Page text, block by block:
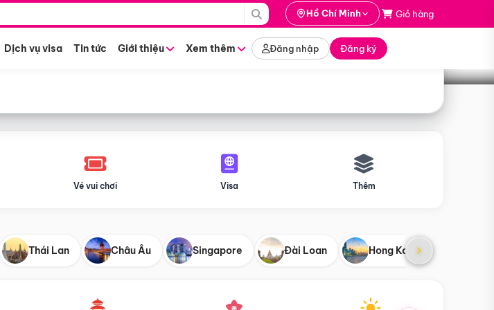
Hồ Chí Minh Giỏ hàng
Dịch vụ visa Tin tức Giới thiệu Xem thêm Đăng nhập Đăng ký
Tìm tour
Vé vui chơi Visa Thêm
Thái Lan Châu Âu Singapore Đài Loan Hong Kong